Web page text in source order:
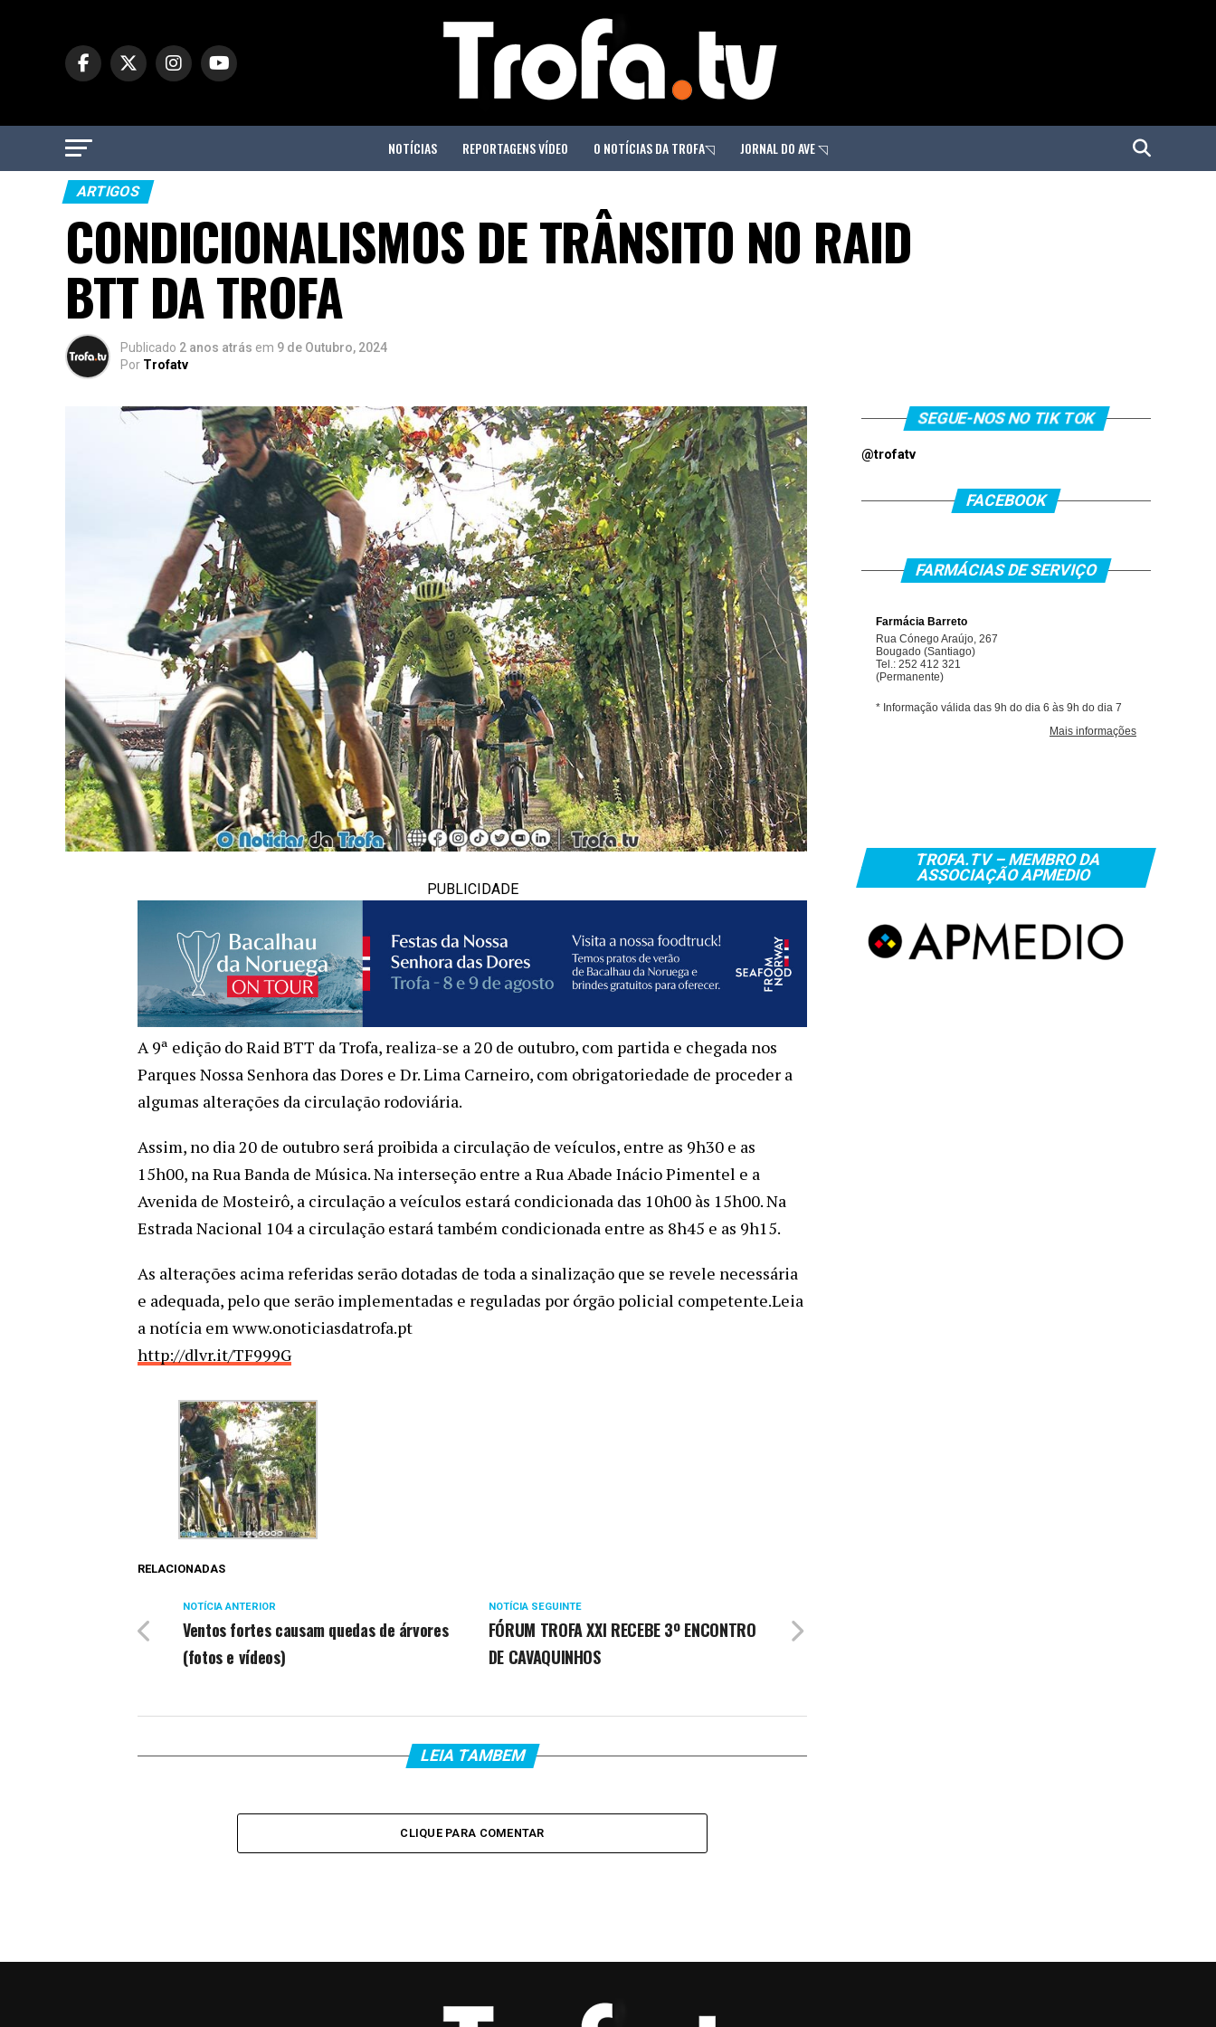
NOTÍCIAS REPORTAGENS VÍDEO O NOTÍCIAS DA TROFA◹ JORNAL DO AVE ◹
ARTIGOS
CONDICIONALISMOS DE TRÂNSITO NO RAID
BTT DA TROFA
Publicado 2 anos atrás em 9 de Outubro, 2024
Por Trofatv
PUBLICIDADE
A 9ª edição do Raid BTT da Trofa, realiza-se a 20 de outubro, com partida e chegada nos
Parques Nossa Senhora das Dores e Dr. Lima Carneiro, com obrigatoriedade de proceder a
algumas alterações da circulação rodoviária.
Assim, no dia 20 de outubro será proibida a circulação de veículos, entre as 9h30 e as
15h00, na Rua Banda de Música. Na interseção entre a Rua Abade Inácio Pimentel e a
Avenida de Mosteirô, a circulação a veículos estará condicionada das 10h00 às 15h00. Na
Estrada Nacional 104 a circulação estará também condicionada entre as 8h45 e as 9h15.
As alterações acima referidas serão dotadas de toda a sinalização que se revele necessária
e adequada, pelo que serão implementadas e reguladas por órgão policial competente.Leia
a notícia em www.onoticiasdatrofa.pt
http://dlvr.it/TF999G
RELACIONADAS
NOTÍCIA SEGUINTE
FÓRUM TROFA XXI RECEBE 3º ENCONTRO
DE CAVAQUINHOS
NOTÍCIA ANTERIOR
Ventos fortes causam quedas de árvores
(fotos e vídeos)
LEIA TAMBEM
CLIQUE PARA COMENTAR
SEGUE-NOS NO TIK TOK
@trofatv
FACEBOOK
FARMÁCIAS DE SERVIÇO
TROFA.TV – MEMBRO DA
ASSOCIAÇÃO APMEDIO